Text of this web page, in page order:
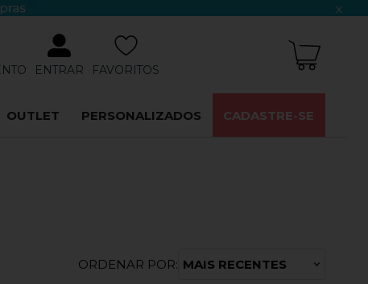
x
ENTRAR FAVORITOS
OUTLET PERSONALIZADOS CADASTRE-SE
ORDENAR POR: MAIS RECENTES